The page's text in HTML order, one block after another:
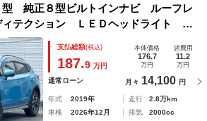
純正８型ビルトインナビ ルーフレ
テクション ＬＥＤヘッドライト 革
１８インチアルミ レーダークルー
車 ワンオーナー
支払総額(税込)
187.9 万円
本体価格
176.7
万円
諸費用
11.2
万円
通常ローン 月々 14,100 円
年式 2019年 走行
2.8万km
車検
2026年12月 排気
2000cc